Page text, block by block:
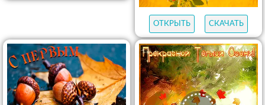
ОТКРЫТЬ СКАЧАТЬ